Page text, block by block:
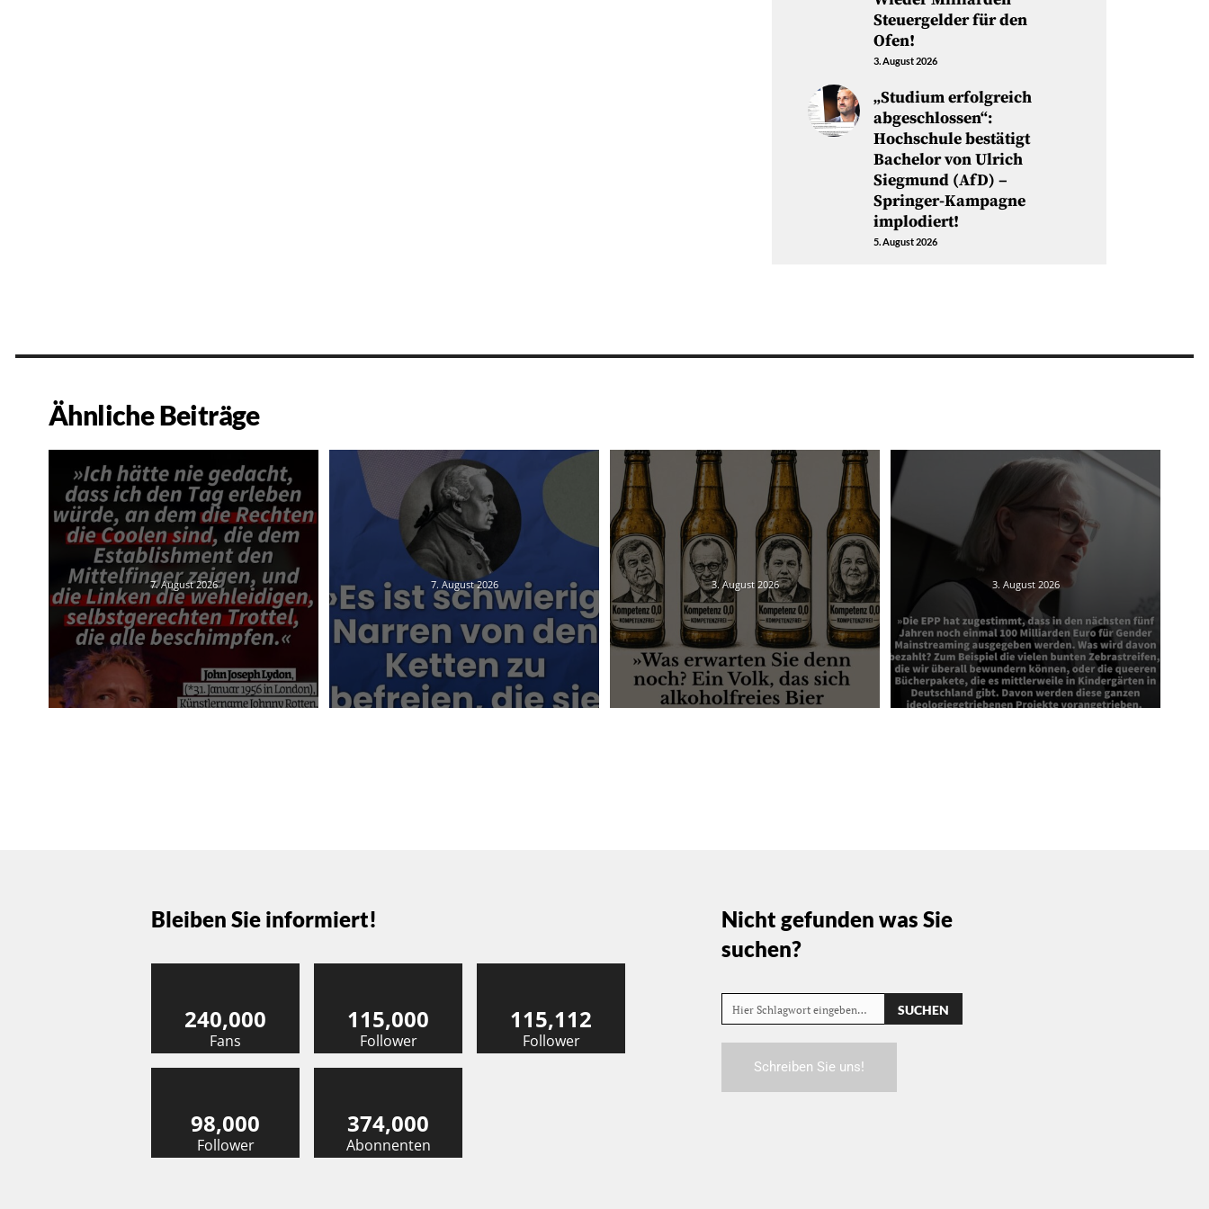
Steuergelder für den
Ofen!
3. August 2026
„Studium erfolgreich
abgeschlossen“:
Hochschule bestätigt
Bachelor von Ulrich
Siegmund (AfD) –
Springer-Kampagne
implodiert!
5. August 2026
Ähnliche Beiträge
7. August 2026 7. August 2026 3. August 2026 3. August 2026
Bleiben Sie informiert!
240,000
Fans
115,000
Follower
115,112
Follower
98,000
Follower
374,000
Abonnenten
Nicht gefunden was Sie
suchen?
Hier Schlagwort eingeben… SUCHEN
Schreiben Sie uns!